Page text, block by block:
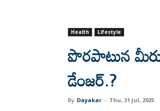
Health Lifestyle
పొరపాటున
డేంజర్.?
By Dayakar - Thu, 31 Jul, 2025